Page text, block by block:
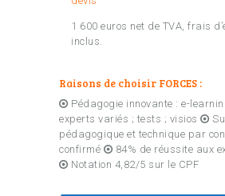
1 600 euros net de TVA, frais
inclus.
Raisons de choisir FORCES :
Pédagogie innovante : e-
experts variés ; tests ; visios
pédagogique et technique par
confirmé
84% de réussite aux
Notation 4,82/5 sur le CPF